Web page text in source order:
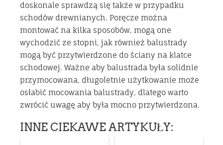
doskonale sprawdzą się także w przypadku
schodów drewnianych. Poręcze można
montować na kilka sposobów, mogą one
wychodzić ze stopni, jak również balustrady
mogą być przytwierdzone do ściany na klatce
schodowej. Ważne aby balustrada była solidnie
przymocowana, długoletnie użytkowanie może
osłabić mocowania balustrady, dlatego warto
zwrócić uwagę aby była mocno przytwierdzona.
INNE CIEKAWE ARTYKUŁY: